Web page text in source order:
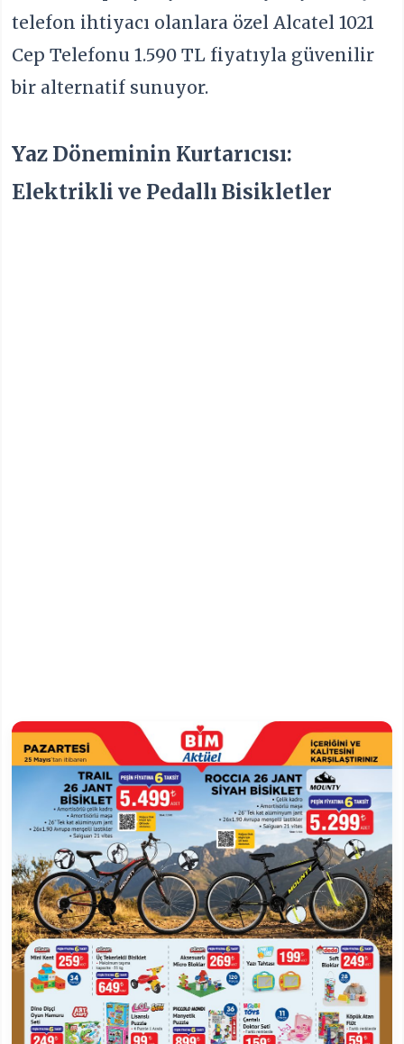
telefon ihtiyacı olanlara özel Alcatel 1021
Cep Telefonu 1.590 TL fiyatıyla güvenilir
bir alternatif sunuyor.
Yaz Döneminin Kurtarıcısı:
Elektrikli ve Pedallı Bisikletler